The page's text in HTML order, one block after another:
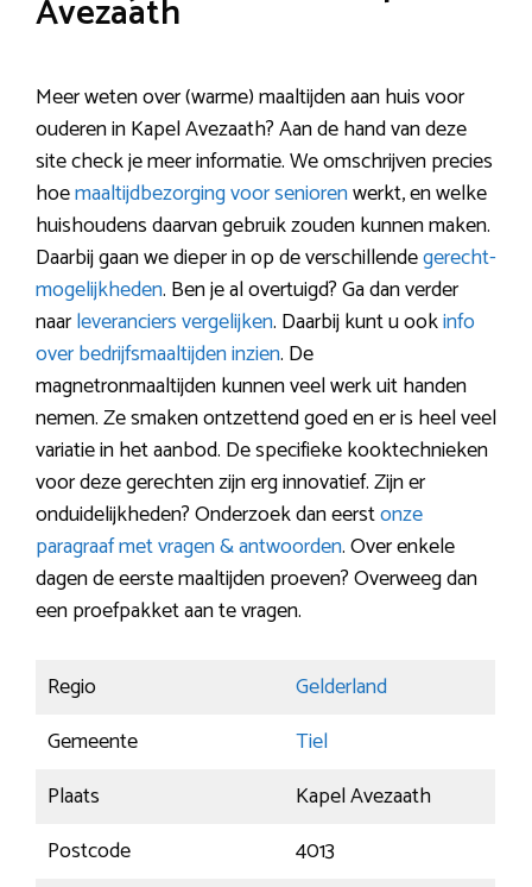
Avezaath
Meer weten over (warme) maaltijden aan huis voor
ouderen in Kapel Avezaath? Aan de hand van deze
site check je meer informatie. We omschrijven precies
hoemaaltijdbezorging voor seniorenwerkt, en welke
huishoudens daarvan gebruik zouden kunnen maken.
Daarbij gaan we dieper in op de verschillendegerecht-
mogelijkheden. Ben je al overtuigd? Ga dan verder
naarleveranciers vergelijken. Daarbij kunt u ookinfo
over bedrijfsmaaltijden inzien. De
magnetronmaaltijden kunnen veel werk uit handen
nemen. Ze smaken ontzettend goed en er is heel veel
variatie in het aanbod. De specifieke kooktechnieken
voor deze gerechten zijn erg innovatief. Zijn er
onduidelijkheden? Onderzoek dan eerstonze
paragraaf met vragen & antwoorden. Over enkele
dagen de eerste maaltijden proeven? Overweeg dan
een proefpakket aan te vragen.
Regio
Gelderland
Gemeente
Tiel
Plaats
Kapel Avezaath
Postcode
4013